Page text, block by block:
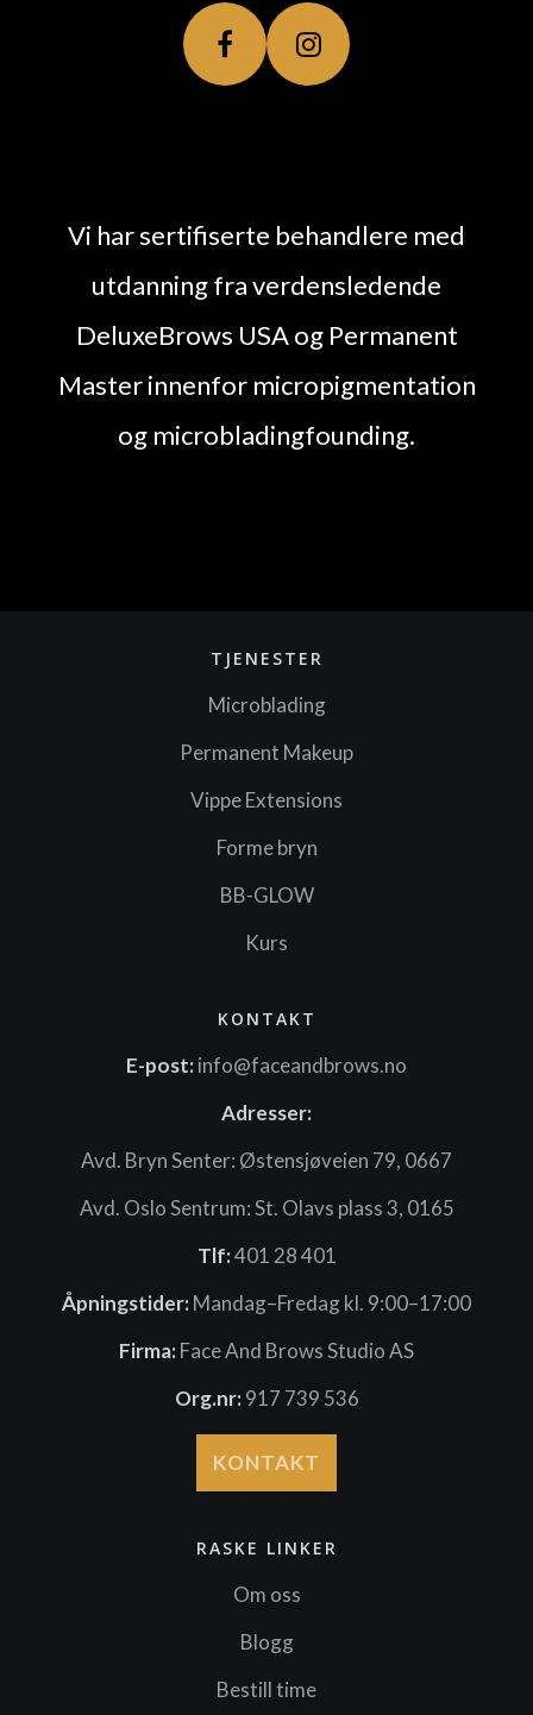
Vi har sertifiserte behandlere med
utdanning fra verdensledende
DeluxeBrows USA og Permanent
Master innenfor micropigmentation
og microbladingfounding.
TJENESTER
Microblading
Permanent Makeup
Vippe Extensions
Forme bryn
BB-GLOW
Kurs
KONTAKT
E-post:info@faceandbrows.no
Adresser:
Avd. Bryn Senter: Østensjøveien 79, 0667
Avd. Oslo Sentrum: St. Olavs plass 3, 0165
Tlf:401 28 401
Åpningstider:Mandag–Fredag kl. 9:00–17:00
Firma:Face And Brows Studio AS
Org.nr:917 739 536
KONTAKT
RASKE LINKER
Om oss
Blogg
Bestill time